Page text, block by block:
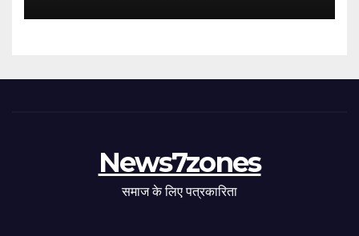
News7zones
समाज के लिए पत्रकारिता